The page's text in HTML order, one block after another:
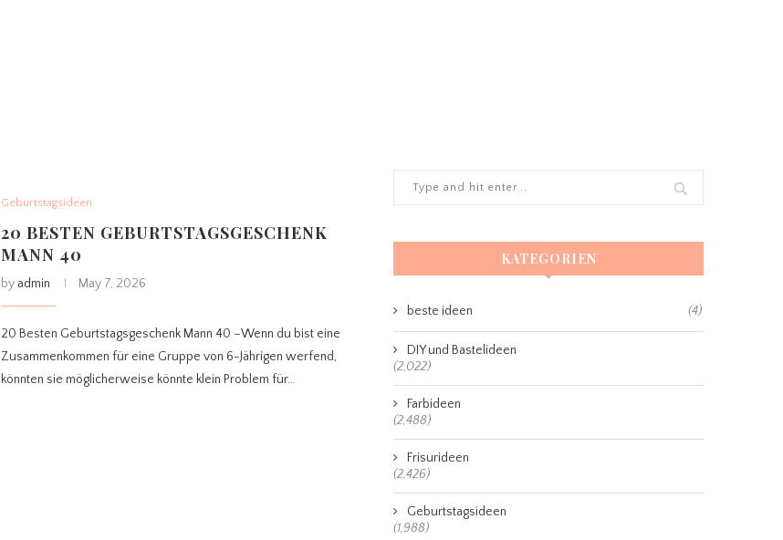
Geburtstagsideen
20 BESTEN GEBURTSTAGSGESCHENK
MANN 40
by admin May 7, 2026
20 Besten Geburtstagsgeschenk Mann 40 –Wenn du bist eine
Zusammenkommen für eine Gruppe von 6-Jährigen werfend,
könnten sie möglicherweise könnte klein Problem für…
KATEGORIEN
beste ideen (4)
DIY und Bastelideen
(2,022)
Farbideen
(2,488)
Frisurideen
(2,426)
Geburtstagsideen
(1,988)